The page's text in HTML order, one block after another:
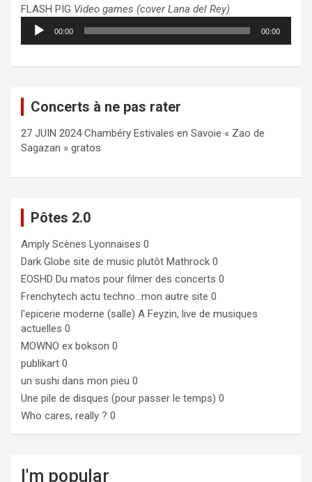
FLASH PIG Video games (cover Lana del Rey)
Lecteur
audio
00:00 00:00
Concerts à ne pas rater
27 JUIN 2024 Chambéry Estivales en Savoie « Zao de
Sagazan » gratos
Pôtes 2.0
Amply Scènes Lyonnaises 0
Dark Globe site de music plutôt Mathrock 0
EOSHD Du matos pour filmer des concerts 0
Frenchytech actu techno…mon autre site 0
l'epicerie moderne (salle) A Feyzin, live de musiques
actuelles 0
MOWNO ex bokson 0
publikart 0
un sushi dans mon pieu 0
Une pile de disques (pour passer le temps) 0
Who cares, really ? 0
I'm popular